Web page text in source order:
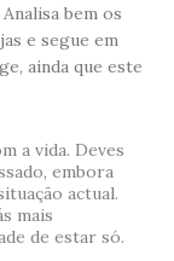
bem os
e segue em
ainda que este
a vida. Deves
embora
actual.
mais
de estar só.